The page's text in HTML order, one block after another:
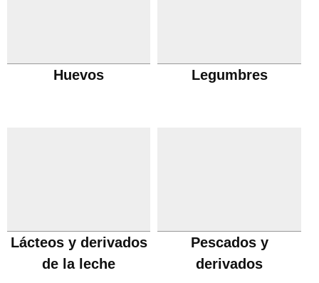
Huevos Legumbres
Lácteos y derivados
de la leche
Pescados y
derivados